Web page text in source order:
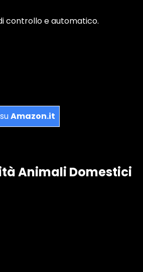
controllo e automatico.
Amazon.it
Animali Domestici